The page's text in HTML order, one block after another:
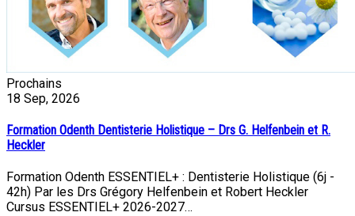
Prochains
18 Sep, 2026
Formation Odenth Dentisterie Holistique – Drs G. Helfenbein et R.
Heckler
Formation Odenth ESSENTIEL+ : Dentisterie Holistique (6j -
42h) Par les Drs Grégory Helfenbein et Robert Heckler
Cursus ESSENTIEL+ 2026-2027…